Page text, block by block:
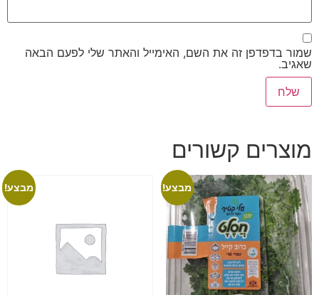
שמור בדפדפן זה את השם, האימייל והאתר שלי לפעם הבאה
שאגיב.
מוצרים קשורים
מבצע! מבצע!